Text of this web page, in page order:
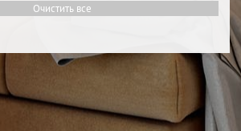
Очистить все